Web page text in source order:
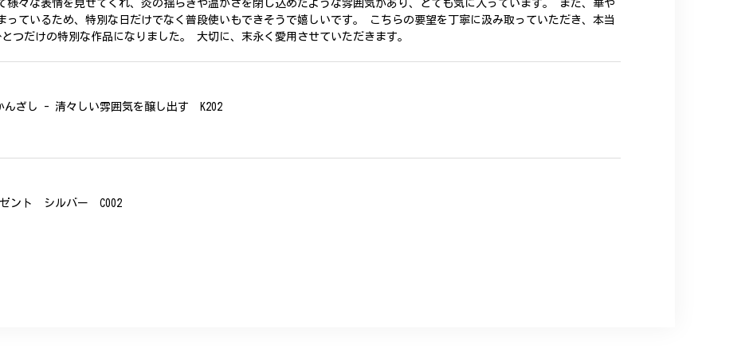
様々な表情を見せてくれ、炎の揺らぎや温かさを閉じ込めたような雰囲気があり、とても気に入っています。 また、華や
っているため、特別な日だけでなく普段使いもできそうで嬉しいです。 こちらの要望を丁寧に汲み取っていただき、本当
つだけの特別な作品になりました。 大切に、末永く愛用させていただきます。
んざし - 清々しい雰囲気を醸し出す K202
ント シルバー C002